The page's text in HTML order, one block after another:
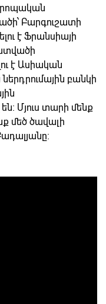
Բարգուշատի
է Ֆրանսիայի
է Ասիական
բանկի
Մյուս տարի մենք
մեծ ծավալի